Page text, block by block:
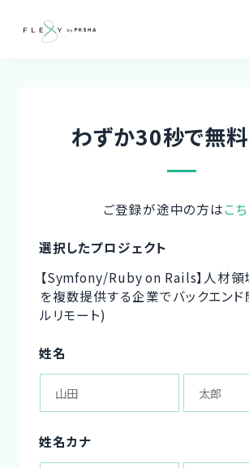
わずか30秒で無
ご登録が途中の方はこ
選択したプロジェクト
【Symfony/Ruby on Rails】人材領
を複数提供する企業でバックエン
ルリモート)
姓名
姓名カナ